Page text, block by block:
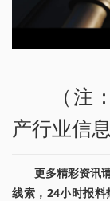
（
产行业信
更多精彩资讯
线索，24小时报